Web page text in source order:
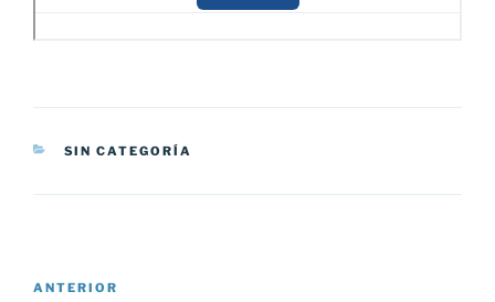
CATEGORÍAS
SIN CATEGORÍA
Navegación
Entrada
ANTERIOR